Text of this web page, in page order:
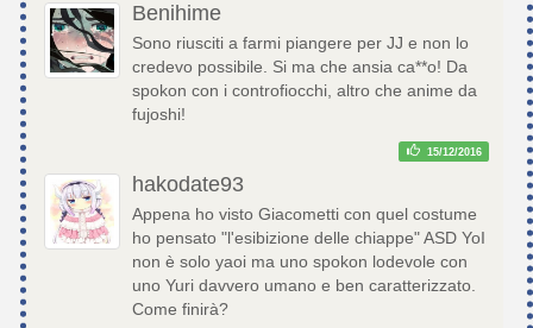
Benihime
Sono riusciti a farmi piangere per JJ e non lo
credevo possibile. Si ma che ansia ca**o! Da
spokon con i controfiocchi, altro che anime da
fujoshi!
15/12/2016
hakodate93
Appena ho visto Giacometti con quel costume
ho pensato "l'esibizione delle chiappe" ASD YoI
non è solo yaoi ma uno spokon lodevole con
uno Yuri davvero umano e ben caratterizzato.
Come finirà?